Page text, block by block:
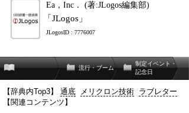
Ea，Inc． (著:JLogos編集部)
「JLogos」
JLogosID : 7776007
流行・ブーム
制定イベント・
記念日
【辞典内Top3】 通底 メリクロン技術 ラブレター
【関連コンテンツ】